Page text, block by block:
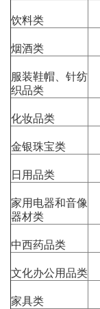
饮料类
烟酒类
服装鞋帽、针纺
织品类
化妆品类
金银珠宝类
日用品类
家用电器和音像
器材类
中西药品类
文化办公用品类
家具类